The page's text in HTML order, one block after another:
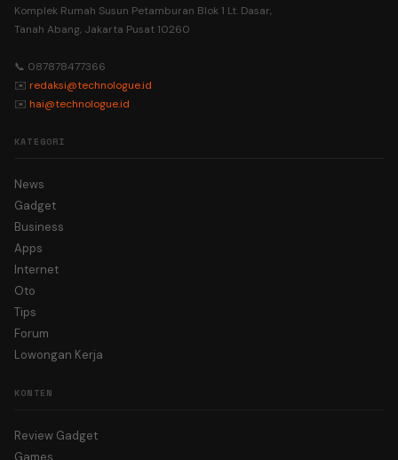
Komplek Rumah Susun Petamburan Blok 1 Lt. Dasar,
Tanah Abang, Jakarta Pusat 10260
📞 087878477366
✉️ redaksi@technologue.id
✉️ hai@technologue.id
KATEGORI
News
Gadget
Business
Apps
Internet
Oto
Tips
Forum
Lowongan Kerja
KONTEN
Review Gadget
Games